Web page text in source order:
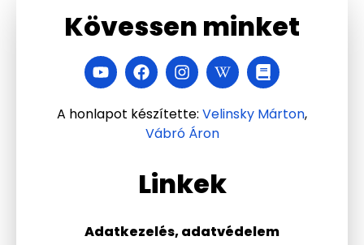
Linkek
Adatkezelés, adatvédelem
Kövessen minket
A honlapot készítette: Velinsky Márton,
Vábró Áron